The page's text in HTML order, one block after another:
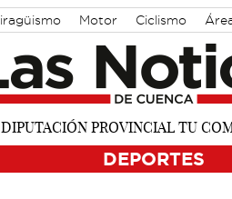
Motor Ciclismo
DEPORTES